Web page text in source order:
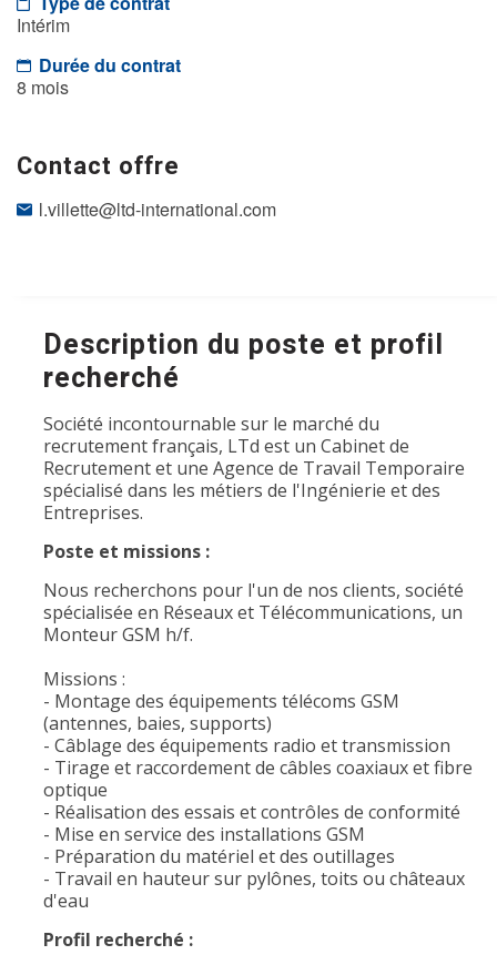
Intérim
Durée du contrat
8 mois
Contact offre
l.villette@ltd-international.com
Description du poste et profil
recherché
Société incontournable sur le marché du
recrutement français, LTd est un Cabinet de
Recrutement et une Agence de Travail Temporaire
spécialisé dans les métiers de l'Ingénierie et des
Entreprises.
Poste et missions :
Nous recherchons pour l'un de nos clients, société
spécialisée en Réseaux et Télécommunications, un
Monteur GSM h/f.
Missions :
- Montage des équipements télécoms GSM
(antennes, baies, supports)
- Câblage des équipements radio et transmission
- Tirage et raccordement de câbles coaxiaux et fibre
optique
- Réalisation des essais et contrôles de conformité
- Mise en service des installations GSM
- Préparation du matériel et des outillages
- Travail en hauteur sur pylônes, toits ou châteaux
d'eau
Profil recherché :